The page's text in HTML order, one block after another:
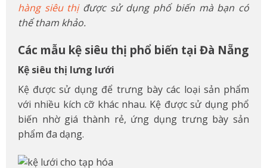
hàng siêu thịđược sử dụng phổ biến mà bạn có
thể tham khảo.
Các mẫu kệ siêu thị phổ biến tại Đà Nẵng
Kệ siêu thị lưng lưới
Kệ được sử dụng để trưng bày các loại sản phẩm
với nhiều kích cỡ khác nhau. Kệ được sử dụng phổ
biến nhờ giá thành rẻ, ứng dụng trưng bày sản
phẩm đa dạng.